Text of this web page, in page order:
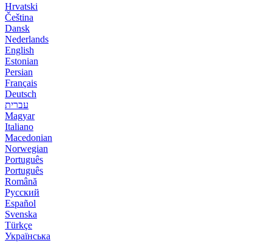
Hrvatski
Čeština
Dansk
Nederlands
English
Estonian
Persian
Français
Deutsch
עברית
Magyar
Italiano
Macedonian
Norwegian
Português
Português
Română
Русский
Español
Svenska
Türkçe
Українська